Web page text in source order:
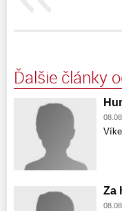
Ďalšie články
Za